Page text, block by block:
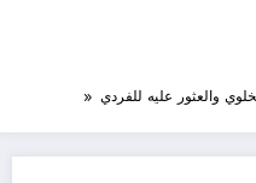
والعثور عليه للفردي